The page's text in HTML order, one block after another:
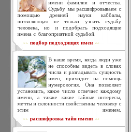
имени фамилии и отчества.
Судьбу мы расшифровываем с
помощью древней науки каббалы,
позволяющая не только узнать судьбу
человека, но и подобрать подходящие
имена с благоприятной судьбой.
>> подбор подходящих имен <<
В наше время, когда люди уже
не способны видеть в словах
числа и разгадывать сущность
имен, приходит на помощь
нумерология. Она позволяет
установить, какое число отвечает каждому
имени, а также какие тайные интересы,
мечты и склонности свойственны человеку с
этим именем.
>> расшифровка тайн имени <<